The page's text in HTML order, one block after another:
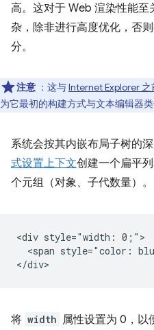
高。这对于 Web 渲染性能
杂，除非进行高度优化，否
分。
注意 ：这与Internet Explorer
为它最初的构建方式与文本编辑器类
系统会按其内嵌布局子树的
式设置上下文创建一个扁平
个元组（对象、子代数量）
<div style="width: 0;">
<span style="color:
将 width 属性设置为 0，以